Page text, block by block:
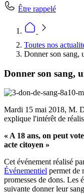
Être rappelé
Toutes nos
Donner son sang,
Donner son sang,
Mardi 15 mai 2018, M.
explique l'intérêt de
« A 18 ans, on peut
acte citoyen »
Cet événement réalisé
Événementiel permet de
promesses de dons. Les
suivante donner leur